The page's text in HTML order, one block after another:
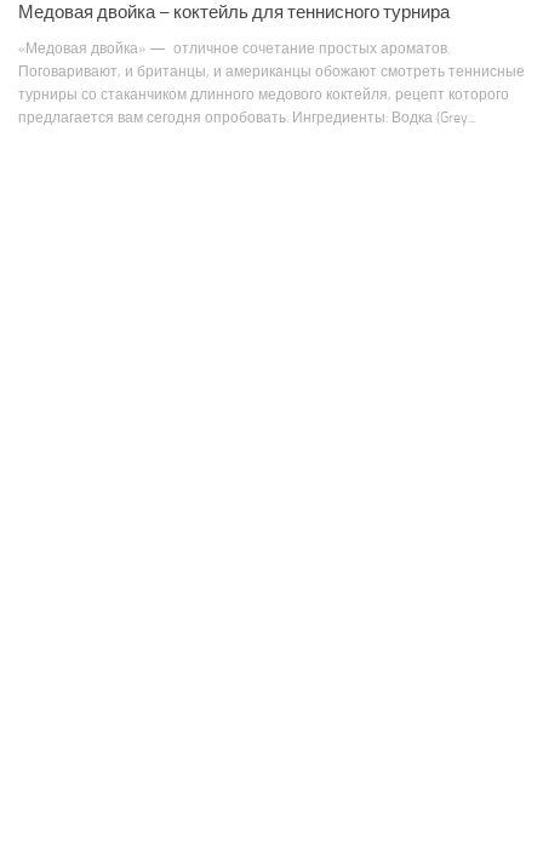
Медовая двойка – коктейль для теннисного турнира
«Медовая двойка» — отличное сочетание простых ароматов.
Поговаривают, и британцы, и американцы обожают смотреть теннисные
турниры со стаканчиком длинного медового коктейля, рецепт которого
предлагается вам сегодня опробовать. Ингредиенты: Водка (Grey...